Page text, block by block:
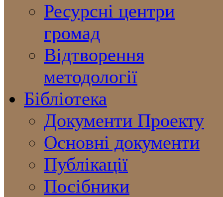
Ресурсні центри
громад
Відтворення
методології
Бібліотека
Документи Проекту
Основні документи
Публікації
Посібники